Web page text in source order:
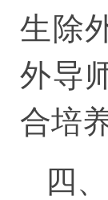
生除
外导
合培
四